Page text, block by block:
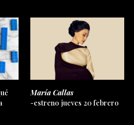
María Callas
-estreno jueves 20 febrero